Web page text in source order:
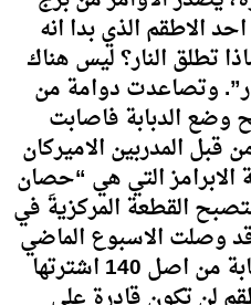
الاطقم الذي بدا انه
تطلق النار؟ ليس هناك
وتصاعدت دوامة من
وضع الدبابة فاصابت
المدربين الاميركان
الابرامز التي هي “حصان
القطعة المركزيةَ في
وصلت الاسبوع الماضي
الدفعة الاولى البالغة 11 دبابة من اصل 140 اشترتها